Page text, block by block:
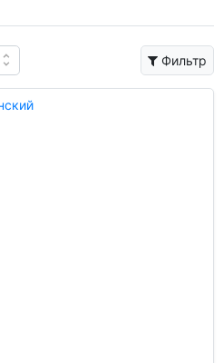
Фильтр